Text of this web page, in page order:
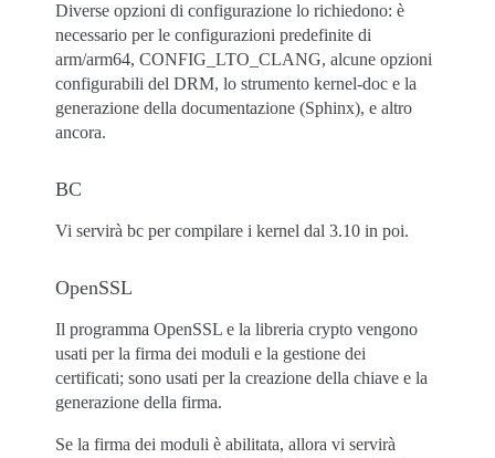
Diverse opzioni di configurazione lo richiedono: è
necessario per le configurazioni predefinite di
arm/arm64, CONFIG_LTO_CLANG, alcune opzioni
configurabili del DRM, lo strumento kernel-doc e la
generazione della documentazione (Sphinx), e altro
ancora.
BC
Vi servirà bc per compilare i kernel dal 3.10 in poi.
OpenSSL
Il programma OpenSSL e la libreria crypto vengono
usati per la firma dei moduli e la gestione dei
certificati; sono usati per la creazione della chiave e la
generazione della firma.
Se la firma dei moduli è abilitata, allora vi servirà